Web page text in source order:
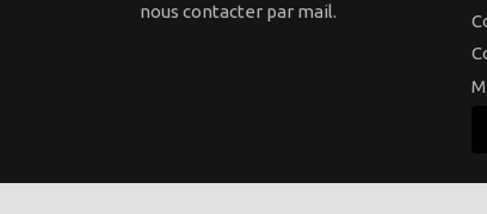
nous contacter par mail.